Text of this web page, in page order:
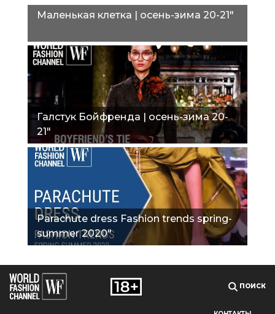
Маленькая клетка | осень-зима 20-21"
Галстук Бойфренда | осень-зима 20-
21"
Parachute dress Fashion trends spring-
summer 2020"
ПОИСК